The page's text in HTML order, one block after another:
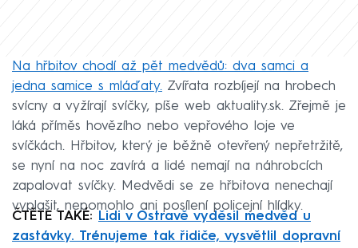
Na hřbitov chodí až pět medvědů: dva samci a
jedna samice s mláďaty. Zvířata rozbíjejí na hrobech
svícny a vyžírají svíčky, píše web aktuality.sk. Zřejmě je
láká příměs hovězího nebo vepřového loje ve
svíčkách. Hřbitov, který je běžně otevřený nepřetržitě,
se nyní na noc zavírá a lidé nemají na náhrobcích
zapalovat svíčky. Medvědi se ze hřbitova nenechají
vyplašit, nepomohlo ani posílení policejní hlídky.
ČTĚTE TAKÉ:
Lidi v Ostravě vyděsil medvěd u
zastávky. Trénujeme tak řidiče, vysvětlil dopravní